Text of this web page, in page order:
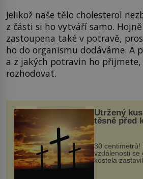
Jelikož naše tělo cholesterol
z části si ho vytváří samo.
zastoupena také v potravě,
ho do organismu dodáváme. A
a z jakých potravin ho
rozhodovat.
Utržený
těsně před
Ochránila
30 centimetrů!
vzdálenosti se
kostela